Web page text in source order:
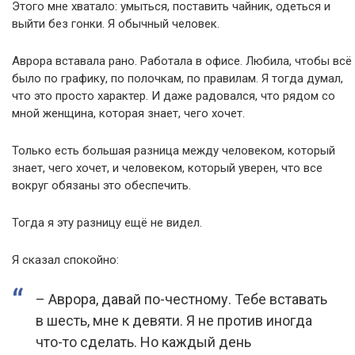
Этого мне хватало: умыться, поставить чайник, одеться и
выйти без гонки. Я обычный человек.
Аврора вставала рано. Работала в офисе. Любила, чтобы всё
было по графику, по полочкам, по правилам. Я тогда думал,
что это просто характер. И даже радовался, что рядом со
мной женщина, которая знает, чего хочет.
Только есть большая разница между человеком, который
знает, чего хочет, и человеком, который уверен, что все
вокруг обязаны это обеспечить.
Тогда я эту разницу ещё не видел.
Я сказал спокойно:
– Аврора, давай по-честному. Тебе вставать
в шесть, мне к девяти. Я не против иногда
что-то сделать. Но каждый день